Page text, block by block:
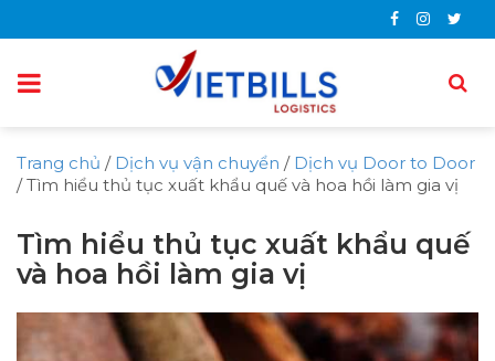
Trang chủ / Dịch vụ vận chuyển / Dịch vụ Door to Door
/Tìm hiểu thủ tục xuất khẩu quế và hoa hồi làm gia vị
Tìm hiểu thủ tục xuất khẩu quế
và hoa hồi làm gia vị